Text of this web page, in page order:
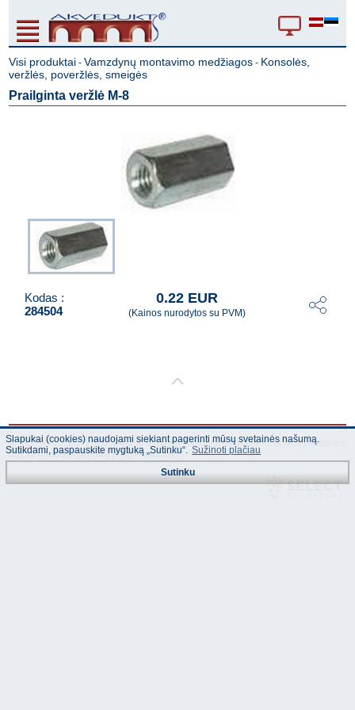
Visi produktai -Vamzdynų montavimo medžiagos - Konsolės,
veržlės, poveržlės, smeigės
Prailginta veržlė M-8
Kodas :
284504
0.22 EUR
(Kainos nurodytos su PVM)
© "AS Akvedukts" 2026. Dalinai ar pilnai naudojant duomenis iš šios svetainės
būtina naudoti nuorodą Į "AS Akvedukts"!
Slapukai (cookies) naudojami siekiant pagerinti mūsų svetainės našumą.
Sutikdami, paspauskite mygtuką „Sutinku“. Sužinoti plačiau
Sutinku